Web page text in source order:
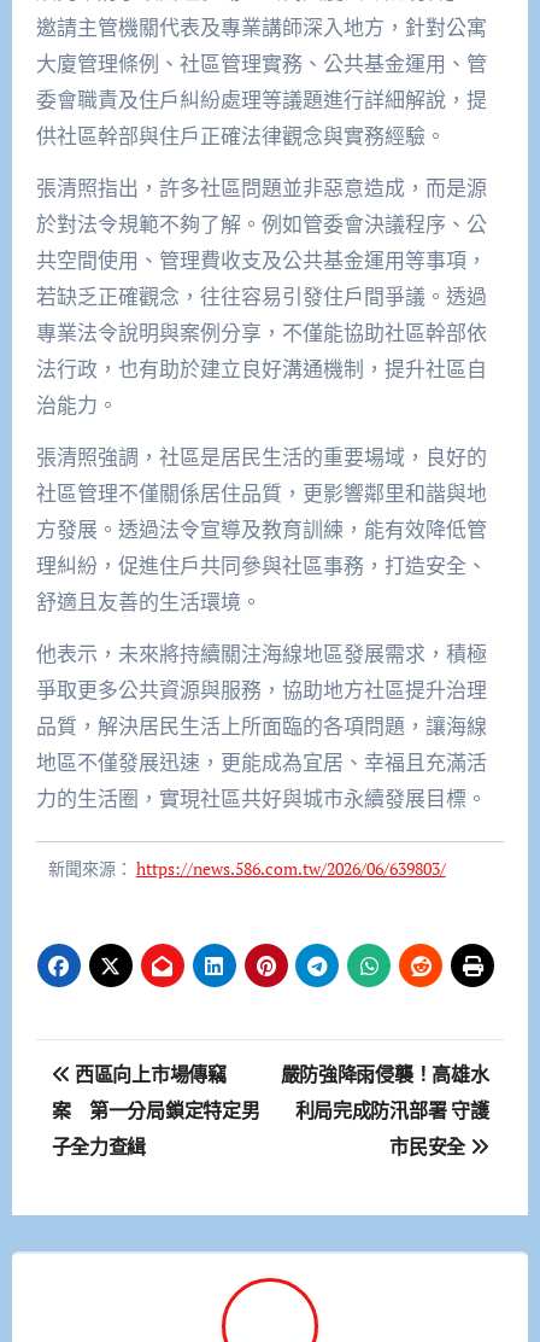
邀請主管機關代表及專業講師深入地方，針對公寓
大廈管理條例、社區管理實務、公共基金運用、管
委會職責及住戶糾紛處理等議題進行詳細解說，提
供社區幹部與住戶正確法律觀念與實務經驗。
張清照指出，許多社區問題並非惡意造成，而是源
於對法令規範不夠了解。例如管委會決議程序、公
共空間使用、管理費收支及公共基金運用等事項，
若缺乏正確觀念，往往容易引發住戶間爭議。透過
專業法令說明與案例分享，不僅能協助社區幹部依
法行政，也有助於建立良好溝通機制，提升社區自
治能力。
張清照強調，社區是居民生活的重要場域，良好的
社區管理不僅關係居住品質，更影響鄰里和諧與地
方發展。透過法令宣導及教育訓練，能有效降低管
理糾紛，促進住戶共同參與社區事務，打造安全、
舒適且友善的生活環境。
他表示，未來將持續關注海線地區發展需求，積極
爭取更多公共資源與服務，協助地方社區提升治理
品質，解決居民生活上所面臨的各項問題，讓海線
地區不僅發展迅速，更能成為宜居、幸福且充滿活
力的生活圈，實現社區共好與城市永續發展目標。
新聞來源： https://news.586.com.tw/2026/06/639803/
文
章
導
覽
西區向上市場傳竊
案 第一分局鎖定特定男
子全力查緝
嚴防強降雨侵襲！高雄水
利局完成防汛部署 守護
市民安全